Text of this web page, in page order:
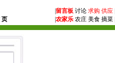
页
留言板 讨论 求购 供应
农家乐 农庄 美食 摘菜 |